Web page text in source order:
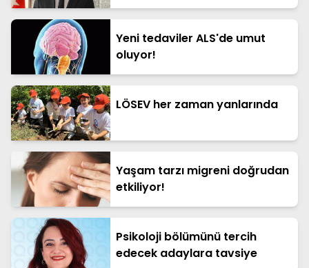
Yeni tedaviler ALS'de umut
oluyor!
LÖSEV her zaman yanlarında
Yaşam tarzı migreni doğrudan
etkiliyor!
Psikoloji bölümünü tercih
edecek adaylara tavsiye